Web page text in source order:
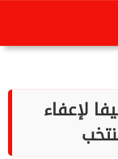
لإعفاء